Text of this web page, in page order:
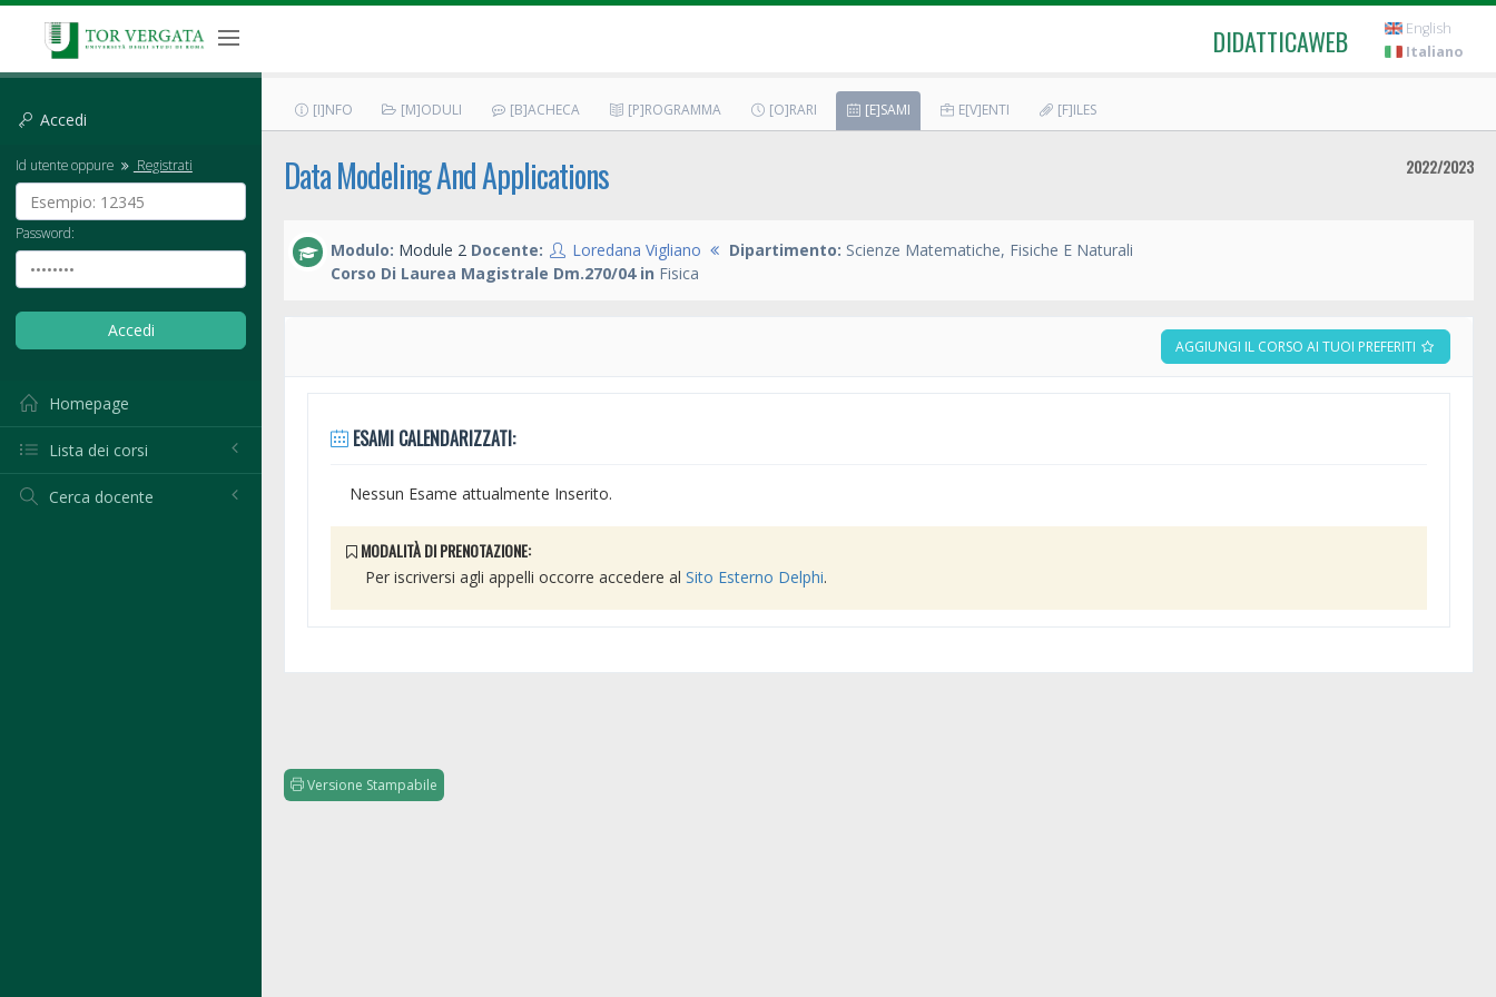
DIDATTICAWEB
English
Italiano
Accedi
Id utente oppure Registrati
Password:
Homepage
Lista dei corsi
Cerca docente
[I]NFO [M]ODULI [B]ACHECA [P]ROGRAMMA [O]RARI [E]SAMI E[V]ENTI [F]ILES
Data Modeling And Applications 2022/2023
Modulo: Module 2 Docente: Loredana Vigliano Dipartimento: Scienze Matematiche, Fisiche E Naturali
Corso Di Laurea Magistrale Dm.270/04 in Fisica
AGGIUNGI IL CORSO AI TUOI PREFERITI
ESAMI CALENDARIZZATI:
Nessun Esame attualmente Inserito.
MODALITÀ DI PRENOTAZIONE:
Per iscriversi agli appelli occorre accedere al Sito Esterno Delphi.
Versione Stampabile